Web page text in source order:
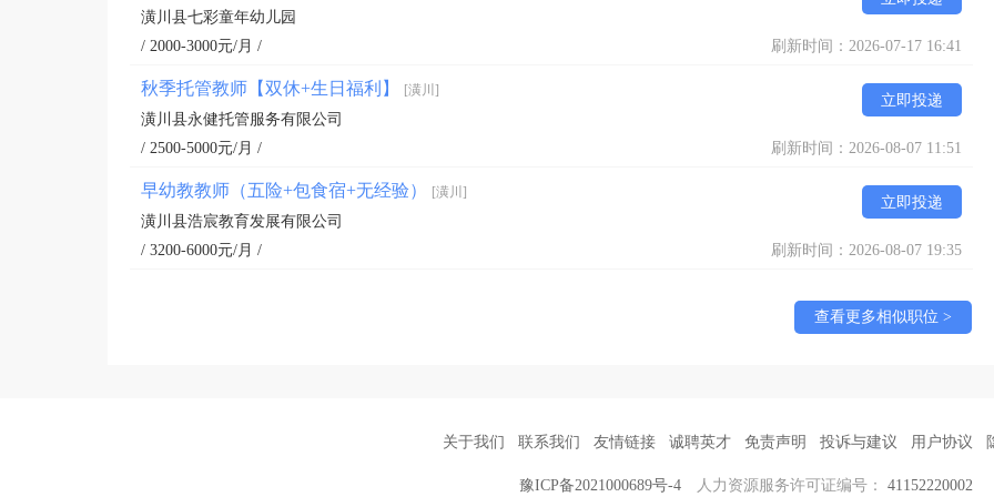
潢川县七彩童年幼儿园
/ 2000-3000元/月 /
刷新时间：2026-07-17 16:41
秋季托管教师【双休+生日福利】 [潢川]
立即投递
潢川县永健托管服务有限公司
/ 2500-5000元/月 /
刷新时间：2026-08-07 11:51
早幼教教师（五险+包食宿+无经验） [潢川]
立即投递
潢川县浩宸教育发展有限公司
/ 3200-6000元/月 /
刷新时间：2026-08-07 19:35
查看更多相似职位 >
关于我们 联系我们 友情链接 诚聘英才 免责声明 投诉与建议 用户协议
豫ICP备2021000689号-4 人力资源服务许可证编号： 41152220002